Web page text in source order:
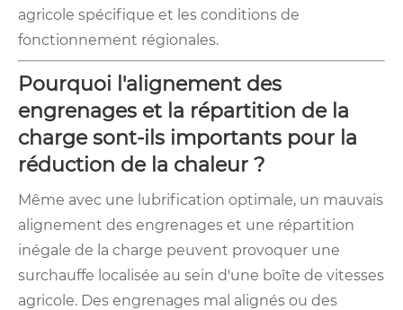
agricole spécifique et les conditions de
fonctionnement régionales.
Pourquoi l'alignement des
engrenages et la répartition de la
charge sont-ils importants pour la
réduction de la chaleur ?
Même avec une lubrification optimale, un mauvais
alignement des engrenages et une répartition
inégale de la charge peuvent provoquer une
surchauffe localisée au sein d'une boîte de vitesses
agricole. Des engrenages mal alignés ou des